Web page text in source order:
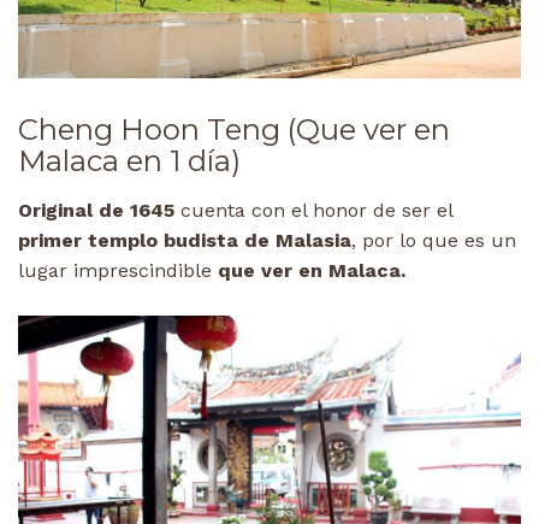
Cheng Hoon Teng (Que ver en
Malaca en 1 día)
Original de 1645 cuenta con el honor de ser el
primer templo budista de Malasia, por lo que es un
lugar imprescindible que ver en Malaca.